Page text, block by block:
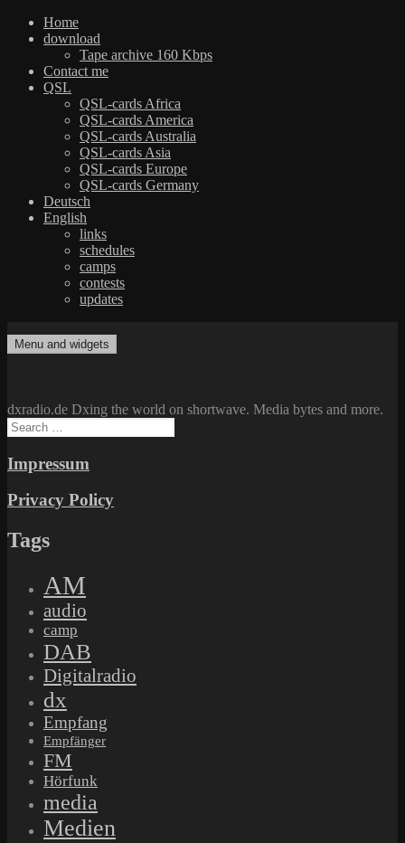
Home
download
Tape archive 160 Kbps
Contact me
QSL
QSL-cards Africa
QSL-cards America
QSL-cards Australia
QSL-cards Asia
QSL-cards Europe
QSL-cards Germany
Deutsch
English
links
schedules
camps
contests
updates
to
dxradio.de
DXing the world on shortwave
Menu and widgets
dxradio.de Dxing the world on shortwave. Media bytes and more.
Search
for:
Impressum
Privacy Policy
Tags
AM
audio
camp
DAB
Digitalradio
dx
Empfang
Empfänger
FM
Hörfunk
media
Medien